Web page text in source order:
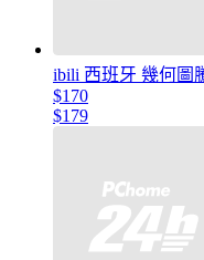
ibili 西班牙 幾何圖
$170
$179